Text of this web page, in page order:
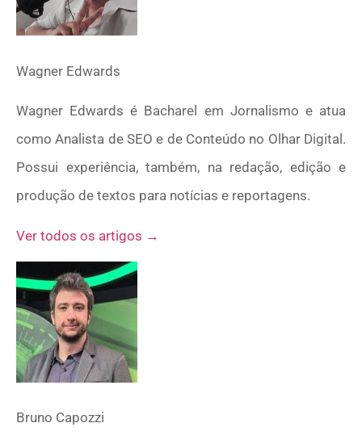
Wagner Edwards
Wagner Edwards é Bacharel em Jornalismo e atua
como Analista de SEO e de Conteúdo no Olhar Digital.
Possui experiência, também, na redação, edição e
produção de textos para notícias e reportagens.
Ver todos os artigos →
Bruno Capozzi